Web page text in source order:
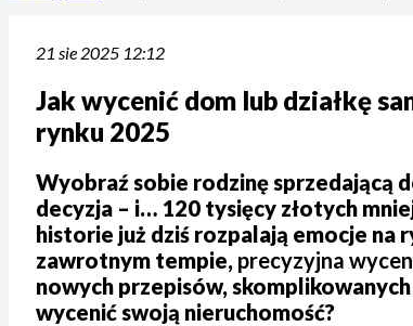
21 sie 2025 12:12
Jak wycenić dom lub działkę
rynku 2025
Wyobraź sobie rodzinę sprzedającą
decyzja – i… 120 tysięcy złotych
historie już dziś rozpalają emocje na
zawrotnym tempie, precyzyjna
nowych przepisów,
wycenić swoją nieruchomość?